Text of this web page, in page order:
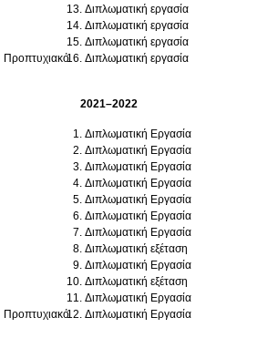
Προπτυχιακό
Διπλωματική εργασία
Διπλωματική εργασία
Διπλωματική εργασία
Διπλωματική εργασία
2021–2022
Προπτυχιακό
Διπλωματική Εργασία
Διπλωματική Εργασία
Διπλωματική Εργασία
Διπλωματική Εργασία
Διπλωματική Εργασία
Διπλωματική Εργασία
Διπλωματική Εργασία
Διπλωματική εξέταση
Διπλωματική Εργασία
Διπλωματική εξέταση
Διπλωματική Εργασία
Διπλωματική Εργασία